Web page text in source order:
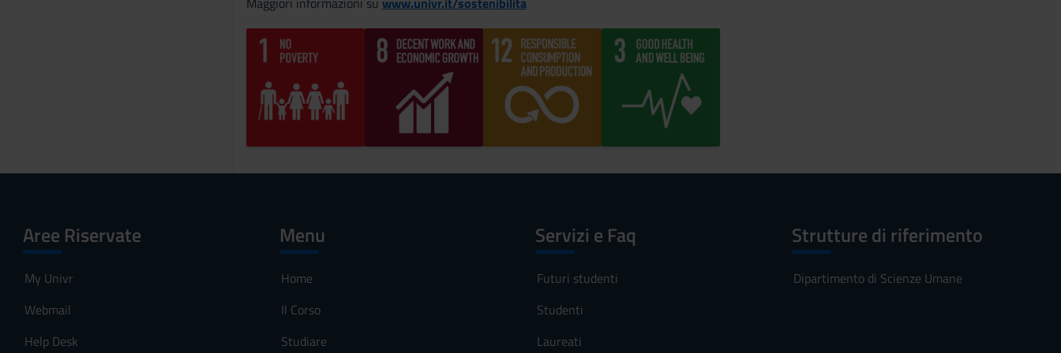
Aree Riservate
My Univr
Webmail
Help Desk
Menu
Home
Il Corso
Studiare
Servizi e Faq
Futuri studenti
Studenti
Laureati
Strutture di riferimento
Dipartimento di Scienze Umane